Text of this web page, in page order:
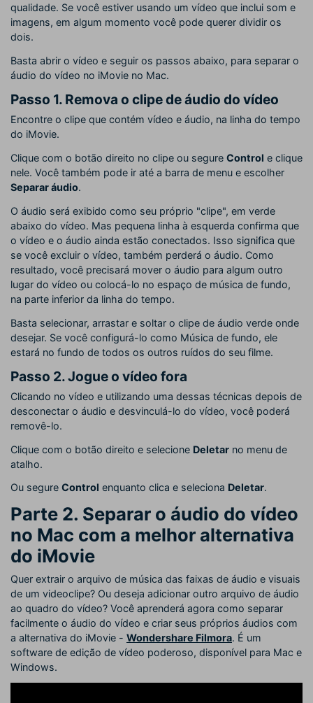
qualidade. Se você estiver usando um vídeo que inclui som e
imagens, em algum momento você pode querer dividir os
dois.
Basta abrir o vídeo e seguir os passos abaixo, para separar o
áudio do vídeo no iMovie no Mac.
Passo 1. Remova o clipe de áudio do vídeo
Encontre o clipe que contém vídeo e áudio, na linha do tempo
do iMovie.
Clique com o botão direito no clipe ou segure Control e clique
nele. Você também pode ir até a barra de menu e escolher
Separar áudio.
O áudio será exibido como seu próprio "clipe", em verde
abaixo do vídeo. Mas pequena linha à esquerda confirma que
o vídeo e o áudio ainda estão conectados. Isso significa que
se você excluir o vídeo, também perderá o áudio. Como
resultado, você precisará mover o áudio para algum outro
lugar do vídeo ou colocá-lo no espaço de música de fundo,
na parte inferior da linha do tempo.
Basta selecionar, arrastar e soltar o clipe de áudio verde onde
desejar. Se você configurá-lo como Música de fundo, ele
estará no fundo de todos os outros ruídos do seu filme.
Passo 2. Jogue o vídeo fora
Clicando no vídeo e utilizando uma dessas técnicas depois de
desconectar o áudio e desvinculá-lo do vídeo, você poderá
removê-lo.
Clique com o botão direito e selecione Deletar no menu de
atalho.
Ou segure Control enquanto clica e seleciona Deletar.
Parte 2. Separar o áudio do vídeo
no Mac com a melhor alternativa
do iMovie
Quer extrair o arquivo de música das faixas de áudio e visuais
de um videoclipe? Ou deseja adicionar outro arquivo de áudio
ao quadro do vídeo? Você aprenderá agora como separar
facilmente o áudio do vídeo e criar seus próprios áudios com
a alternativa do iMovie - Wondershare Filmora. É um
software de edição de vídeo poderoso, disponível para Mac e
Windows.